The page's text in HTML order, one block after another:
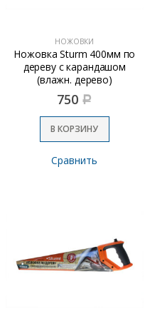
НОЖОВКИ
Ножовка Sturm 400мм по
дереву с карандашом
(влажн. дерево)
750 Р
В КОРЗИНУ
Сравнить